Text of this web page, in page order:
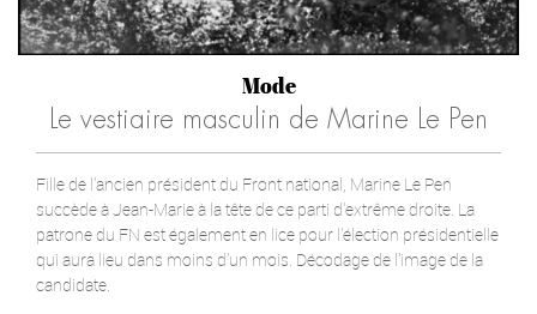
Mode
Le vestiaire masculin de Marine Le Pen
Fille de l'ancien président du Front national, Marine Le Pen
succède à Jean-Marie à la tête de ce parti d'extrême droite. La
patrone du FN est également en lice pour l'élection présidentielle
qui aura lieu dans moins d'un mois. Décodage de l'image de la
candidate.